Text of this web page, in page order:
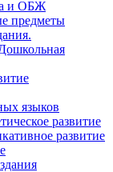
и ОБЖ
предметы
языков
развитие
развитие